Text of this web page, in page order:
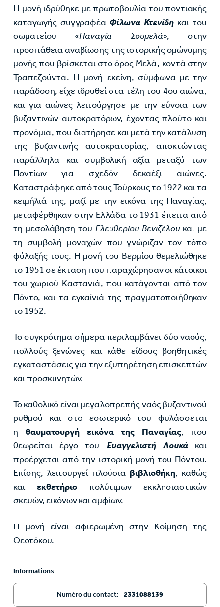
Η μονή ιδρύθηκε με πρωτοβουλία του ποντιακής
καταγωγής συγγραφέα Φίλωνα Κτενίδη και του
σωματείου «Παναγία Σουμελά», στην
προσπάθεια αναβίωσης της ιστορικής ομώνυμης
μονής που βρίσκεται στο όρος Μελά, κοντά στην
Τραπεζούντα. Η μονή εκείνη, σύμφωνα με την
παράδοση, είχε ιδρυθεί στα τέλη του 4ου αιώνα,
και για αιώνες λειτούργησε με την εύνοια των
βυζαντινών αυτοκρατόρων, έχοντας πλούτο και
προνόμια, που διατήρησε και μετά την κατάλυση
της βυζαντινής αυτοκρατορίας, αποκτώντας
παράλληλα και συμβολική αξία μεταξύ των
Ποντίων για σχεδόν δεκαέξι αιώνες.
Καταστράφηκε από τους Τούρκους το 1922 και τα
κειμήλιά της, μαζί με την εικόνα της Παναγίας,
μεταφέρθηκαν στην Ελλάδα το 1931 έπειτα από
τη μεσολάβηση του Ελευθερίου Βενιζέλουκαι με
τη συμβολή μοναχών που γνώριζαν τον τόπο
φύλαξής τους. Η μονή του Βερμίου θεμελιώθηκε
το 1951 σε έκταση που παραχώρησαν οι κάτοικοι
του χωριού Καστανιά, που κατάγονται από τον
Πόντο, και τα εγκαίνιά της πραγματοποιήθηκαν
το 1952.
Το συγκρότημα σήμερα περιλαμβάνει δύο ναούς,
πολλούς ξενώνες και κάθε είδους βοηθητικές
εγκαταστάσεις για την εξυπηρέτηση επισκεπτών
και προσκυνητών.
Το καθολικό είναι μεγαλοπρεπής ναός βυζαντινού
ρυθμού και στο εσωτερικό του φυλάσσεται
η θαυματουργή εικόνα της Παναγίας, που
θεωρείται έργο του Ευαγγελιστή Λουκά και
προέρχεται από την ιστορική μονή του Πόντου.
Επίσης, λειτουργεί πλούσια βιβλιοθήκη, καθώς
και εκθετήριο πολύτιμων εκκλησιαστικών
σκευών, εικόνων και αμφίων.
Η μονή είναι αφιερωμένη στην Κοίμηση της
Θεοτόκου.
Informations
Numéro du contact: 2331088139